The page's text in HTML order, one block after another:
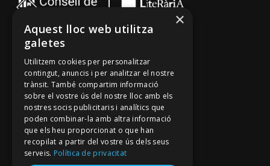
Cançoner
Tradicionari
Arxiu Oral
Contacte
Segueix-nos
Mallorca Oral, un projecte de
×
Aquest lloc web utilitza
galetes
Utilitzem cookies per personalitzar
contingut, anuncis i per analitzar el nostre
trànsit. També compartim informació
sobre el vostre ús del nostre lloc amb els
nostres socis publicitaris i analítics que
poden combinar-la amb altra informació
que els heu proporcionat o que han
recopilat a partir del vostre ús dels seus
serveis. Política de privacitat